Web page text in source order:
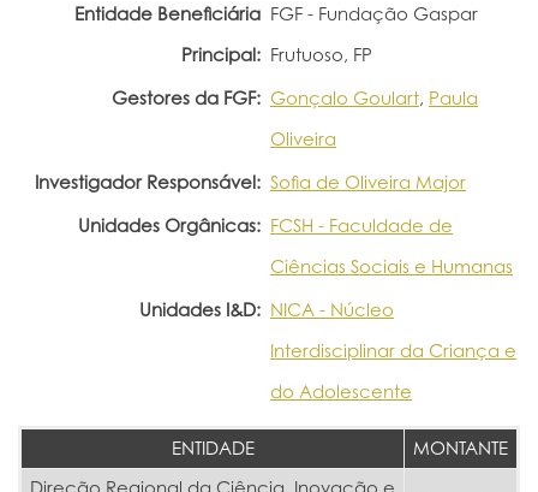
Entidade Beneficiária
Principal:
FGF - Fundação Gaspar
Frutuoso, FP
Gestores da FGF: Gonçalo Goulart, Paula
Oliveira
Investigador Responsável: Sofia de Oliveira Major
Unidades Orgânicas: FCSH - Faculdade de
Ciências Sociais e Humanas
Unidades I&D: NICA - Núcleo
Interdisciplinar da Criança e
do Adolescente
ENTIDADE
MONTANTE
Direção Regional da Ciência, Inovação e